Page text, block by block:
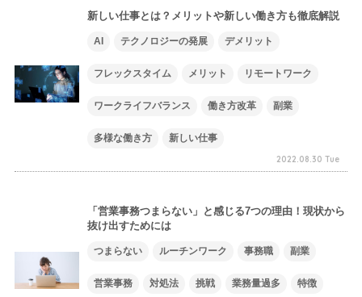
新しい仕事とは？メリットや新しい働き方も徹底解説
AI テクノロジーの発展 デメリット
フレックスタイム メリット リモートワーク
ワークライフバランス 働き方改革 副業
多様な働き方 新しい仕事
2022.08.30 Tue
「営業事務つまらない」と感じる7つの理由！現状から
抜け出すためには
つまらない ルーチンワーク 事務職 副業
営業事務 対処法 挑戦 業務量過多 特徴